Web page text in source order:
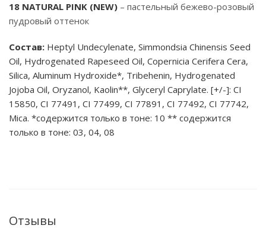
18 NATURAL PINK (NEW) – пастельный бежево-розовый
пудровый оттенок
Состав: Heptyl Undecylenate, Simmondsia Chinensis Seed
Oil, Hydrogenated Rapeseed Oil, Copernicia Cerifera Cera,
Silica, Aluminum Hydroxide*, Tribehenin, Hydrogenated
Jojoba Oil, Oryzanol, Kaolin**, Glyceryl Caprylate. [+/-]: CI
15850, CI 77491, CI 77499, CI 77891, CI 77492, CI 77742,
Mica. *содержится только в тоне: 10 ** содержится
только в тоне: 03, 04, 08
Отзывы